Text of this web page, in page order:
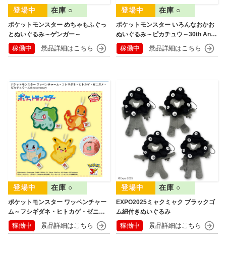
ポケットモンスター めちゃもふぐっ
とぬいぐるみ～ゲンガー～
在庫 ○
稼働中
ポケットモンスター いろんなおかお
ぬいぐるみ～ピカチュウ～30th Anni
versary
在庫 ○
稼働中
ポケットモンスター ワッペンチャー
ム～フシギダネ・ヒトカゲ・ゼニガ
メ・ピカチュウ～30th Anniversary
在庫 ○
稼働中
EXPO2025ミャクミャク ブラックゴ
ム紐付きぬいぐるみ
在庫 ○
稼働中